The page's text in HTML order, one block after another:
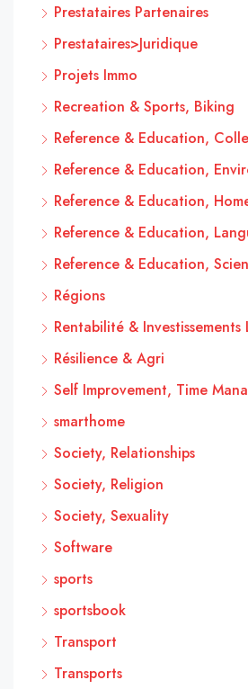
Prestataires Partenaires
Prestataires>Juridique
Projets Immo
Recreation & Sports, Biking
Reference & Education,
Reference & Education,
Reference & Education,
Reference & Education,
Reference & Education,
Régions
Rentabilité & Investissements
Résilience & Agri
Self Improvement, Time
smarthome
Society, Relationships
Society, Religion
Society, Sexuality
Software
sports
sportsbook
Transport
Transports